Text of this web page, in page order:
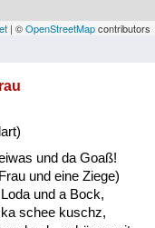
Reden
| ©OpenStreetMapcontributors
und da Goaß!
und eine Ziege)
und a Bock,
schee kuschz,